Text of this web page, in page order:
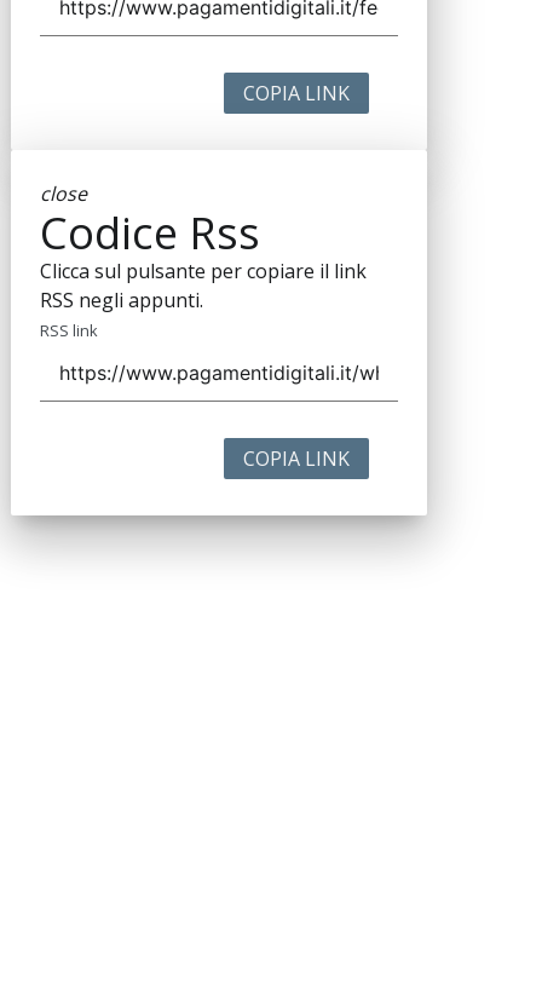
COPIA LINK
close
Codice Rss
Clicca sul pulsante per copiare il link
RSS negli appunti.
RSS link
COPIA LINK